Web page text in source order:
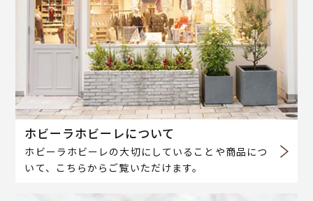
ホビーラホビーレについて
ホビーラホビーレの大切にしていることや商品につ
いて、こちらからご覧いただけます。